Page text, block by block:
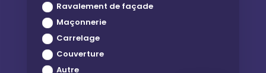
Ravalement de façade
Maçonnerie
Carrelage
Couverture
Autre